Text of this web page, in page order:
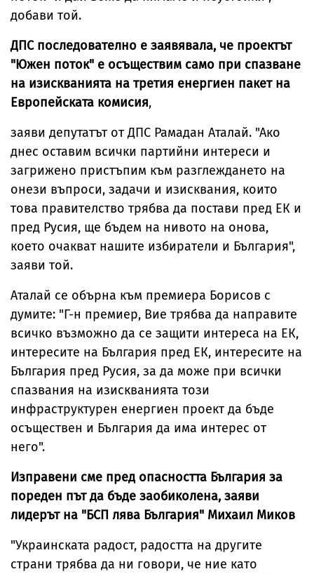
добави той.
ДПС последователно е заявявала, че проектът
"Южен поток" е осъществим само при спазване
на изискванията на третия енергиен пакет на
Европейската комисия,
заяви депутатът от ДПС Рамадан Аталай. "Ако
днес оставим всички партийни интереси и
загрижено пристъпим към разглеждането на
онези въпроси, задачи и изисквания, които
това правителство трябва да постави пред ЕК и
пред Русия, ще бъдем на нивото на онова,
което очакват нашите избиратели и България",
заяви той.
Аталай се обърна към премиера Борисов с
думите: "Г-н премиер, Вие трябва да направите
всичко възможно да се защити интереса на ЕК,
интересите на България пред ЕК, интересите на
България пред Русия, за да може при всички
спазвания на изискванията този
инфраструктурен енергиен проект да бъде
осъществен и България да има интерес от
него".
Изправени сме пред опасността България за
пореден път да бъде заобиколена, заяви
лидерът на "БСП лява България" Михаил Миков
"Украинската радост, радостта на другите
страни трябва да ни говори, че ние като